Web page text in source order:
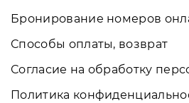
Бронирование номеров
Способы оплаты, возврат
Согласие на обработку
Политика